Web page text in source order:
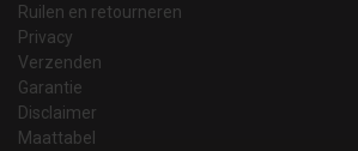
Ruilen en retourneren
Privacy
Verzenden
Garantie
Disclaimer
Maattabel